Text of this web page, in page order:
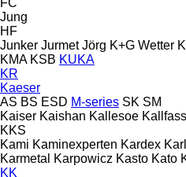
Jung
HF
Junker Jurmet Jörg K+G Wetter
KMA KSB KUKA
KR
Kaeser
AS BS ESD M-series SK SM
Kaiser Kaishan Kallesoe Kallfass
KKS
Kami Kaminexperten Kardex
Karmetal
Karpowicz Kasto Kato
KK